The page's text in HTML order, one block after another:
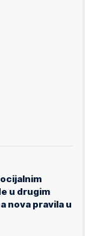
u drugim
nova pravila u